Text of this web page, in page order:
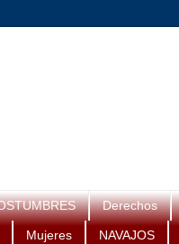
Derechos
Mujeres NAVAJOS